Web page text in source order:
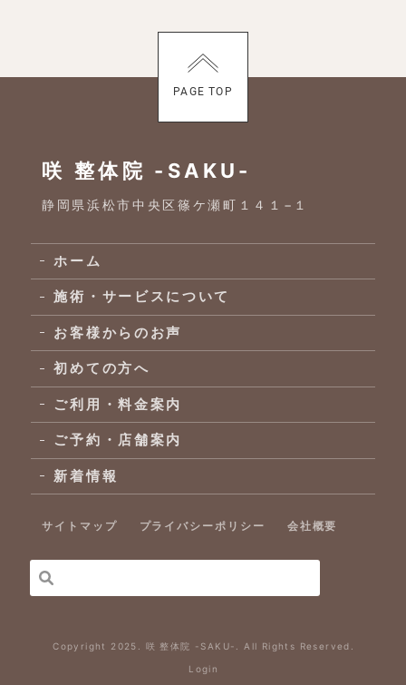
PAGE TOP
咲 整体院 -SAKU-
静岡県浜松市中央区篠ケ瀬町１４１−１
ホーム
施術・サービスについて
お客様からのお声
初めての方へ
ご利用・料金案内
ご予約・店舗案内
新着情報
サイトマップ プライバシーポリシー 会社概要
Copyright 2025. 咲 整体院 -SAKU-. All Rights Reserved.
Login